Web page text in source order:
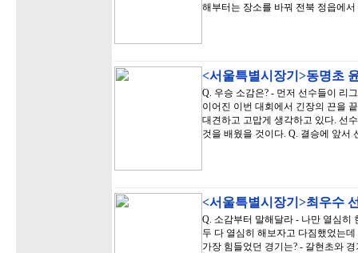
해부터는 장소를 바꿔 전북 정읍에
<서울특별시장기>동명초
Q. 우승 소감은? - 먼저 선수들이 리
이어진 이번 대회에서 긴장의 끈을
대견하고 고맙게 생각하고 있다. 선
것을 배웠을 것이다. Q. 결승에 앞서
<서울특별시장기>최우수
Q. 소감부터 말해달라 - 나만 열심히
두 다 열심히 해보자고 다짐했었는
가장 힘들었던 경기는? - 갈현초와